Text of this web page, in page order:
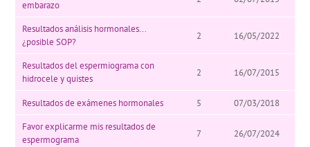
embarazo
Resultados análisis hormonales...
¿posible SOP?
2 16/05/2022
Resultados del espermiograma con
hidrocele y quistes
2 16/07/2015
Resultados de exámenes hormonales 5
07/03/2018
Favor explicarme mis resultados de
espermograma
7 26/07/2024